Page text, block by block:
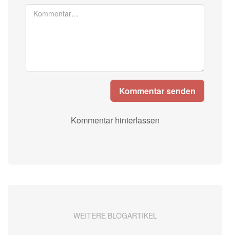
Kommentar senden
Kommentar hinterlassen
WEITERE BLOGARTIKEL